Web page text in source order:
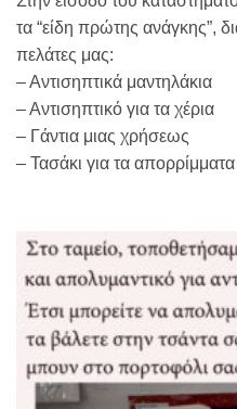
τα “είδη πρώτης ανάγκης”,
πελάτες μας:
– Αντισηπτικά μαντηλάκια
– Αντισηπτικό για τα χέρια
– Γάντια μιας χρήσεως
– Τασάκι για τα απορρίμματα